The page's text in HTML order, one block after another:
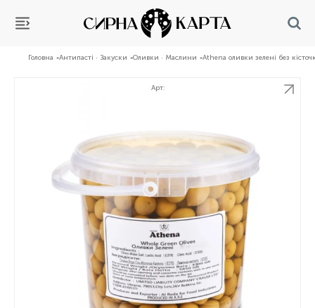
Головна Антипасті · Закуски Оливки · Маслини Athena оливки зелені без
Арт: